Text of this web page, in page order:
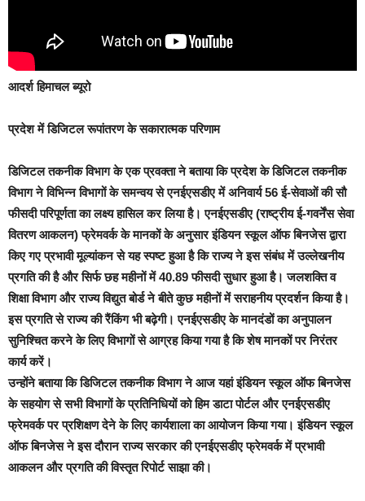
आदर्श हिमाचल ब्यूरो
प्रदेश में डिजिटल रूपांतरण के सकारात्मक परिणाम
डिजिटल तकनीक विभाग के एक प्रवक्ता ने बताया कि प्रदेश के डिजिटल तकनीक
विभाग ने विभिन्न विभागों के समन्वय से एनईएसडीए में अनिवार्य 56 ई-सेवाओं की सौ
फीसदी परिपूर्णता का लक्ष्य हासिल कर लिया है। एनईएसडीए (राष्ट्रीय ई-गवर्नेंस सेवा
वितरण आकलन) फ्रेमवर्क के मानकों के अनुसार इंडियन स्कूल ऑफ बिनजेस द्वारा
किए गए प्रभावी मूल्यांकन से यह स्पष्ट हुआ है कि राज्य ने इस संबंध में उल्लेखनीय
प्रगति की है और सिर्फ छह महीनों में 40.89 फीसदी सुधार हुआ है। जलशक्ति व
शिक्षा विभाग और राज्य विद्युत बोर्ड ने बीते कुछ महीनों में सराहनीय प्रदर्शन किया है।
इस प्रगति से राज्य की रैंकिंग भी बढ़ेगी। एनईएसडीए के मानदंडों का अनुपालन
सुनिश्चित करने के लिए विभागों से आग्रह किया गया है कि शेष मानकों पर निरंतर
कार्य करें।
उन्होंने बताया कि डिजिटल तकनीक विभाग ने आज यहां इंडियन स्कूल ऑफ बिनजेस
के सहयोग से सभी विभागों के प्रतिनिधियों को हिम डाटा पोर्टल और एनईएसडीए
फ्रेमवर्क पर प्रशिक्षण देने के लिए कार्यशाला का आयोजन किया गया। इंडियन स्कूल
ऑफ बिनजेस ने इस दौरान राज्य सरकार की एनईएसडीए फ्रेमवर्क में प्रभावी
आकलन और प्रगति की विस्तृत रिपोर्ट साझा की।